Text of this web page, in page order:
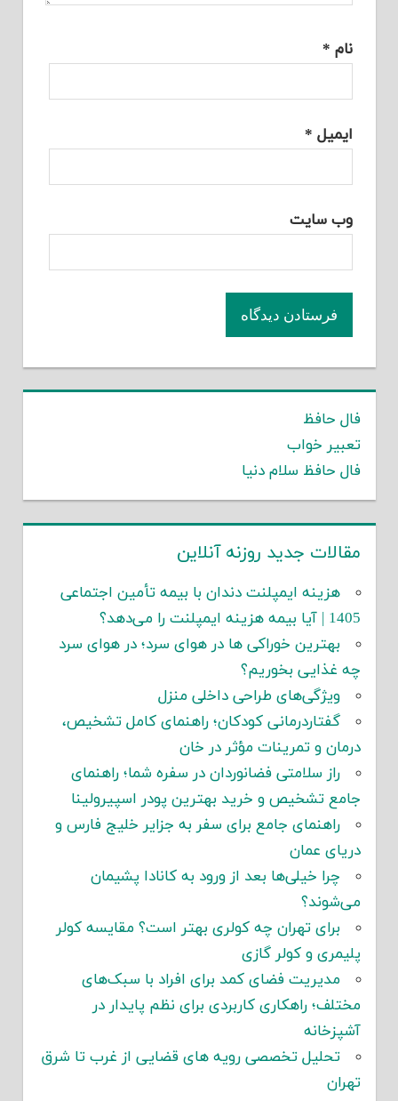
نام *
ایمیل *
وب‌ سایت
فال حافظ
تعبیر خواب
فال حافظ سلام دنیا
مقالات جدید روزنه آنلاین
هزینه ایمپلنت دندان با بیمه تأمین اجتماعی
1405 | آیا بیمه هزینه ایمپلنت را می‌دهد؟
بهترین خوراکی ها در هوای سرد؛ در هوای سرد
چه غذایی بخوریم؟
ویژگی‌های طراحی داخلی منزل
گفتاردرمانی کودکان؛ راهنمای کامل تشخیص،
درمان و تمرینات مؤثر در خان
راز سلامتی فضانوردان در سفره شما؛ راهنمای
جامع تشخیص و خرید بهترین پودر اسپیرولینا
راهنمای جامع برای سفر به جزایر خلیج فارس و
دریای عمان
چرا خیلی‌ها بعد از ورود به کانادا پشیمان
می‌شوند؟
برای تهران چه کولری بهتر است؟ مقایسه کولر
پلیمری و کولر گازی
مدیریت فضای کمد برای افراد با سبک‌های
مختلف؛ راهکاری کاربردی برای نظم پایدار در
آشپزخانه
تحلیل تخصصی رویه های قضایی از غرب تا شرق
تهران